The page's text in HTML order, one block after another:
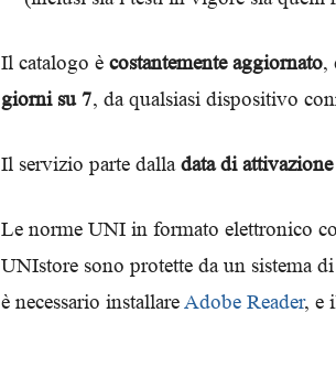
Il catalogo è costantemente aggiornato,
giorni su 7, da qualsiasi dispositivo
Il servizio parte dalladata di attivazione
Le norme UNI in formato elettronico
UNIstore sono protette da un sistema
è necessario installare Adobe Reader, e